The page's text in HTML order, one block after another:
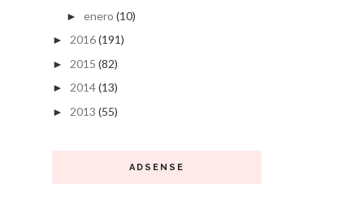
► enero (10)
► 2016(191)
► 2015 (82)
► 2014(13)
► 2013 (55)
ADSENSE